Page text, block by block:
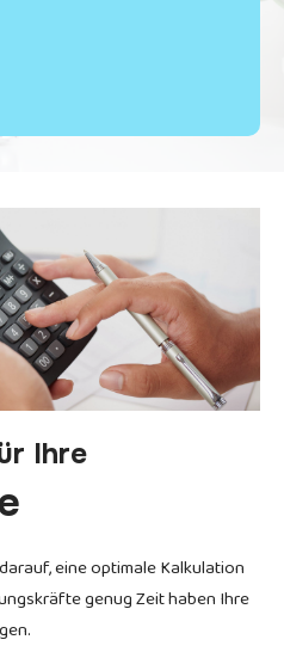
Ihre
eine optimale Kalkulation
genug Zeit haben Ihre